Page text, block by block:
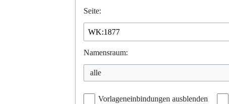
Seite:
Namensraum:
alle
Vorlageneinbindungen ausblenden